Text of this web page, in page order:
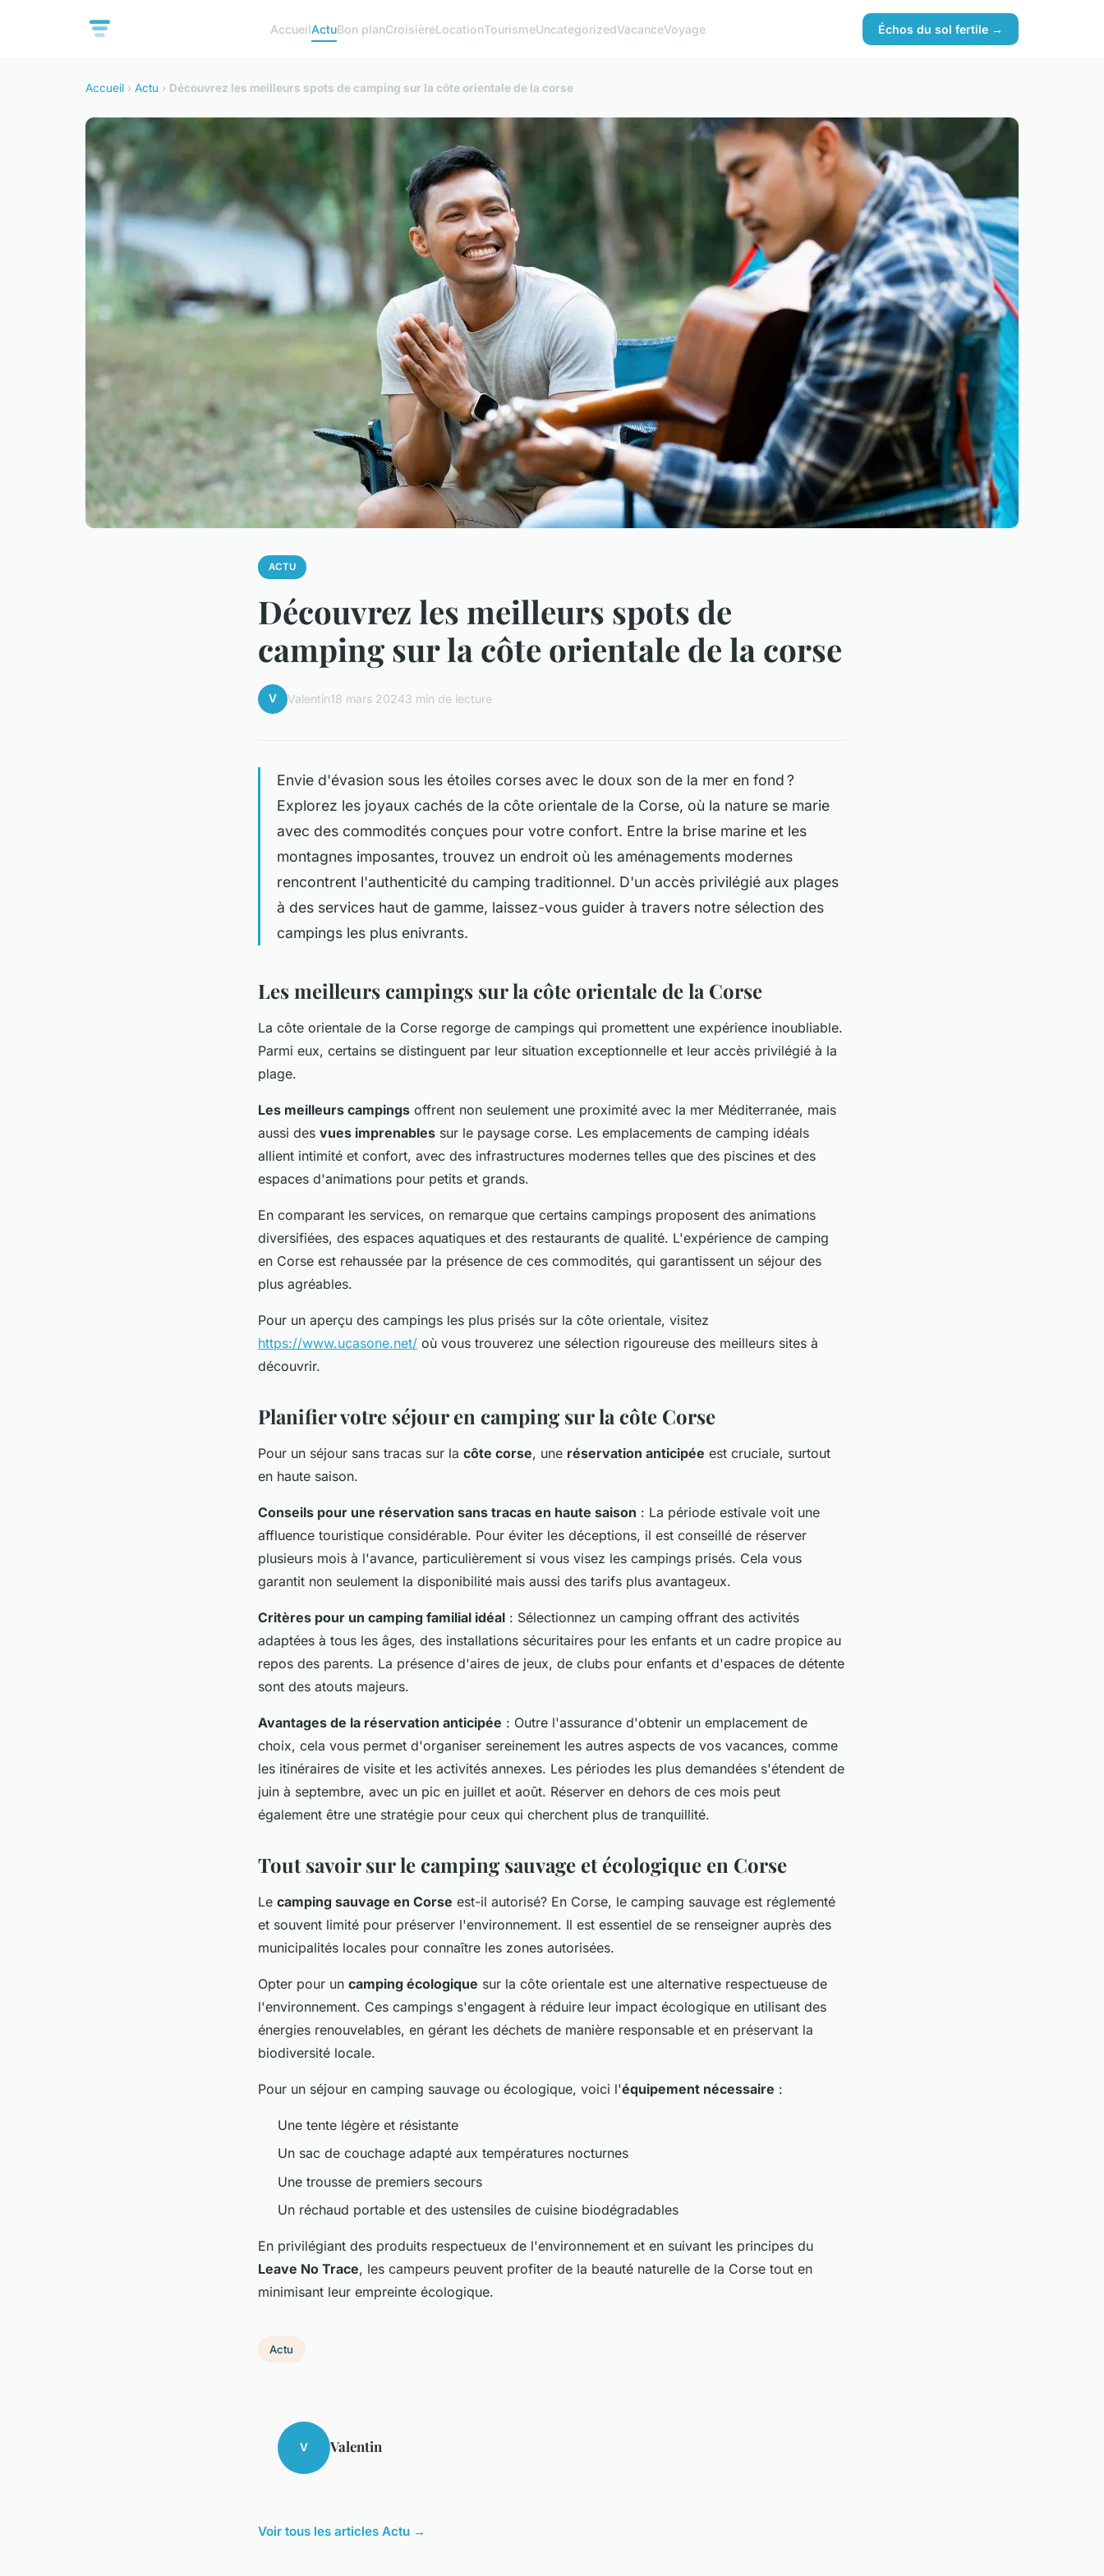
AccueilActuBon planCroisièreLocationTourismeUncategorizedVacanceVoyage Échos du sol fertile →
Accueil › Actu › Découvrez les meilleurs spots de camping sur la côte orientale de la corse
ACTU
Découvrez les meilleurs spots de
camping sur la côte orientale de la corse
V Valentin18 mars 20243 min de lecture
Envie d'évasion sous les étoiles corses avec le doux son de la mer en fond ?
Explorez les joyaux cachés de la côte orientale de la Corse, où la nature se marie
avec des commodités conçues pour votre confort. Entre la brise marine et les
montagnes imposantes, trouvez un endroit où les aménagements modernes
rencontrent l'authenticité du camping traditionnel. D'un accès privilégié aux plages
à des services haut de gamme, laissez-vous guider à travers notre sélection des
campings les plus enivrants.
Les meilleurs campings sur la côte orientale de la Corse
La côte orientale de la Corse regorge de campings qui promettent une expérience inoubliable.
Parmi eux, certains se distinguent par leur situation exceptionnelle et leur accès privilégié à la
plage.
Les meilleurs campings offrent non seulement une proximité avec la mer Méditerranée, mais
aussi des vues imprenables sur le paysage corse. Les emplacements de camping idéals
allient intimité et confort, avec des infrastructures modernes telles que des piscines et des
espaces d'animations pour petits et grands.
En comparant les services, on remarque que certains campings proposent des animations
diversifiées, des espaces aquatiques et des restaurants de qualité. L'expérience de camping
en Corse est rehaussée par la présence de ces commodités, qui garantissent un séjour des
plus agréables.
Pour un aperçu des campings les plus prisés sur la côte orientale, visitez
https://www.ucasone.net/ où vous trouverez une sélection rigoureuse des meilleurs sites à
découvrir.
Planifier votre séjour en camping sur la côte Corse
Pour un séjour sans tracas sur la côte corse, une réservation anticipée est cruciale, surtout
en haute saison.
Conseils pour une réservation sans tracas en haute saison : La période estivale voit une
affluence touristique considérable. Pour éviter les déceptions, il est conseillé de réserver
plusieurs mois à l'avance, particulièrement si vous visez les campings prisés. Cela vous
garantit non seulement la disponibilité mais aussi des tarifs plus avantageux.
Critères pour un camping familial idéal : Sélectionnez un camping offrant des activités
adaptées à tous les âges, des installations sécuritaires pour les enfants et un cadre propice au
repos des parents. La présence d'aires de jeux, de clubs pour enfants et d'espaces de détente
sont des atouts majeurs.
Avantages de la réservation anticipée : Outre l'assurance d'obtenir un emplacement de
choix, cela vous permet d'organiser sereinement les autres aspects de vos vacances, comme
les itinéraires de visite et les activités annexes. Les périodes les plus demandées s'étendent de
juin à septembre, avec un pic en juillet et août. Réserver en dehors de ces mois peut
également être une stratégie pour ceux qui cherchent plus de tranquillité.
Tout savoir sur le camping sauvage et écologique en Corse
Le camping sauvage en Corse est-il autorisé? En Corse, le camping sauvage est réglementé
et souvent limité pour préserver l'environnement. Il est essentiel de se renseigner auprès des
municipalités locales pour connaître les zones autorisées.
Opter pour un camping écologique sur la côte orientale est une alternative respectueuse de
l'environnement. Ces campings s'engagent à réduire leur impact écologique en utilisant des
énergies renouvelables, en gérant les déchets de manière responsable et en préservant la
biodiversité locale.
Pour un séjour en camping sauvage ou écologique, voici l'équipement nécessaire :
Une tente légère et résistante
Un sac de couchage adapté aux températures nocturnes
Une trousse de premiers secours
Un réchaud portable et des ustensiles de cuisine biodégradables
En privilégiant des produits respectueux de l'environnement et en suivant les principes du
Leave No Trace, les campeurs peuvent profiter de la beauté naturelle de la Corse tout en
minimisant leur empreinte écologique.
Actu
V Valentin
Voir tous les articles Actu →